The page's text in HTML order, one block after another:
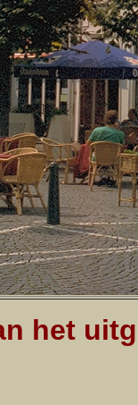
het